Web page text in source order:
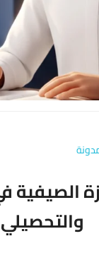
الصيفية
والتحصيلي